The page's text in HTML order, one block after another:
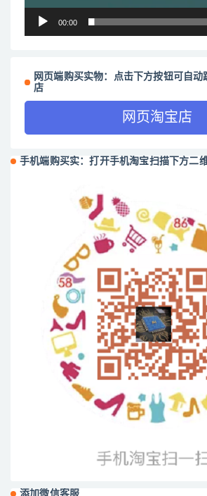
00:00
网页端购买实物：点击下方按钮可自动
店
网页淘宝店
手机端购买实：打开手机淘宝扫描下方二
添加微信客服